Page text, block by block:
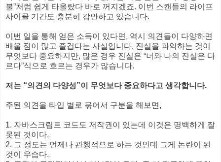
불”처럼 쉽게 타올랐다 바로 꺼지겠죠. 이번 스캔들의 라이프
사이클 기간도 충분히 감안하고 있습니다.
이번 일을 통해 얻은 소득이 있다면, 역시 의견들이 다양하면
배울 점이 많고 즐겁다는 사실입니다. 진실을 파악하는 것이
무엇보다 중요하지만, 많은 경우 진실은 “너와 나의 진실은 다
르다”식으로 흐르는 경우가 많습니다.
저는 “의견의 다양성”이 무엇보다 중요하다고 생각합니다.
주된 의견을 타입 별로 묶어서 구분을 해보면,
1. 자바스크립트 코드도 저작권이 있는데 이것은 명백하게 잘
못된 것이다.
2. 그 정도는 언제나 관행적으로 하는 것인데 그게 논란이 된
것이 우습다.